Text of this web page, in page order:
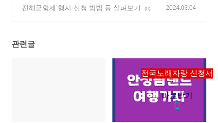
전국노래자랑 신청서
바로받기
👆
기
(0)
진해군항제 행사 신청 방법 등 살펴보기 (0) 2024.03.04
관련글